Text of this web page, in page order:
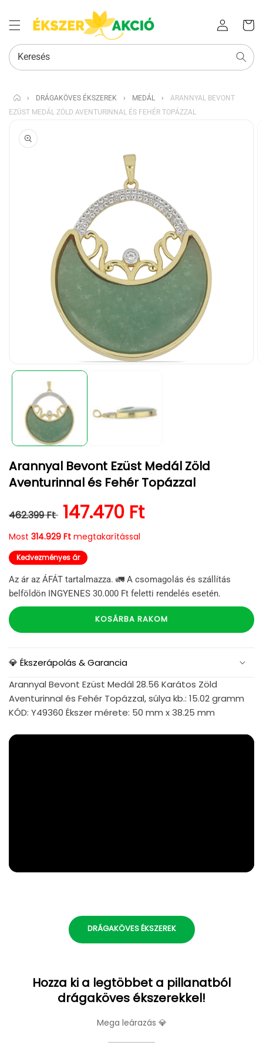
Bejelentkezés
kosara
Keresés
› DRÁGAKÖVES ÉKSZEREK › MEDÁL ›
ARANNYAL BEVONT
EZÜST MEDÁL ZÖLD AVENTURINNAL ÉS FEHÉR TOPÁZZAL
UGRÁS A
TERMÉKADATOKRA
médiafájl
megnyitása
modális
párbeszédpanelen
Arannyal Bevont Ezüst Medál Zöld
Aventurinnal és Fehér Topázzal
Normál ár
462.399 Ft Kedvezményes ár
147.470 Ft
Most 314.929 Ft megtakarítással
Kedvezményes ár
Az ár az ÁFÁT tartalmazza. 🚛 A csomagolás és szállítás
belföldön INGYENES 30.000 Ft feletti rendelés esetén.
KOSÁRBA RAKOM
💎 Ékszerápolás & Garancia
Arannyal Bevont Ezüst Medál 28.56 Karátos Zöld
Aventurinnal és Fehér Topázzal, súlya kb.: 15.02 gramm
KÓD: Y49360 Ékszer mérete: 50 mm x 38.25 mm
DRÁGAKÖVES ÉKSZEREK
Hozza ki a legtöbbet a pillanatból
drágaköves ékszerekkel!
Mega leárazás 💎